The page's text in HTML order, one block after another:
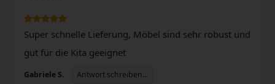
Super schnelle Lieferung, Möbel sind sehr robust und
gut für die Kita geeignet
Gabriele S. Antwort schreiben...